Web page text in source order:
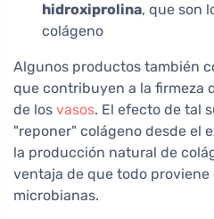
hidroxiprolina, que son
colágeno
Algunos productos también
que contribuyen a la firmeza
de los vasos. El efecto de tal
"reponer" colágeno desde el
la producción natural de
ventaja de que todo
microbianas.